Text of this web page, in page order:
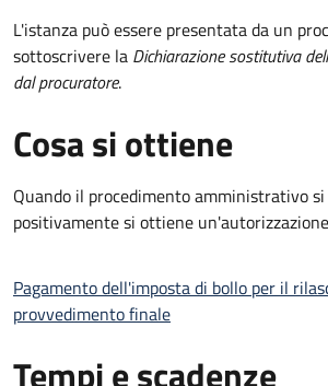
L'istanza può essere presentata da un
sottoscrivere la Dichiarazione sostitutiva
dal procuratore.
Cosa si ottiene
Quando il procedimento amministrativo
positivamente si ottiene
Pagamento dell'imposta di bollo per il
provvedimento finale
Tempi e scadenze